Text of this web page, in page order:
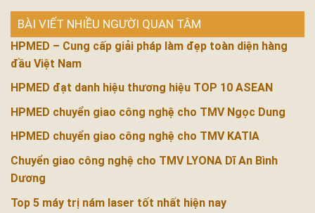
BÀI VIẾT NHIỀU NGƯỜI QUAN TÂM
HPMED – Cung cấp giải pháp làm đẹp toàn diện hàng
đầu Việt Nam
HPMED đạt danh hiệu thương hiệu TOP 10 ASEAN
HPMED chuyển giao công nghệ cho TMV Ngọc Dung
HPMED chuyển giao công nghệ cho TMV KATIA
Chuyển giao công nghệ cho TMV LYONA Dĩ An Bình
Dương
Top 5 máy trị nám laser tốt nhất hiện nay